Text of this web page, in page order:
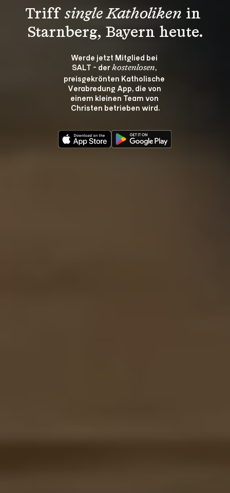
Triff single Katholiken in
Starnberg, Bayern heute.
Werde jetzt Mitglied bei
SALT - der kostenlosen,
preisgekrönten Katholische
Verabredung App, die von
einem kleinen Team von
Christen betrieben wird.